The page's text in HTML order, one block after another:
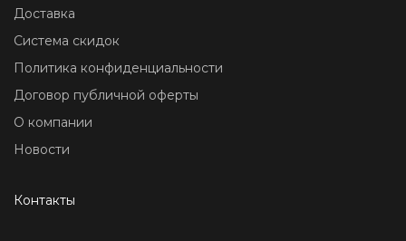
Доставка
Система скидок
Политика конфиденциальности
Договор публичной оферты
О компании
Новости
Контакты